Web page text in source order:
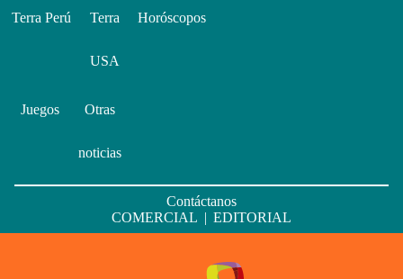
Terra Perú Terra
USA
Horóscopos
Juegos Otras
noticias
Contáctanos
COMERCIAL | EDITORIAL